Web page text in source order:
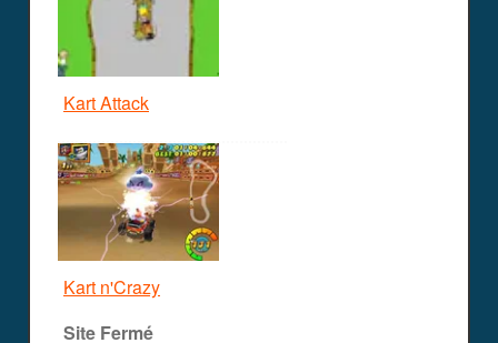
Kart Attack
Kart n'Crazy
Site Fermé